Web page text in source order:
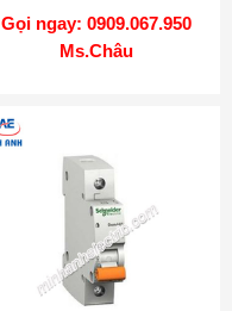
Gọi ngay: 0909.067.950
Ms.Châu